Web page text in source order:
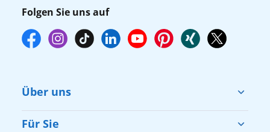
Folgen Sie uns auf
Über uns
Cruise & Help
Für Sie